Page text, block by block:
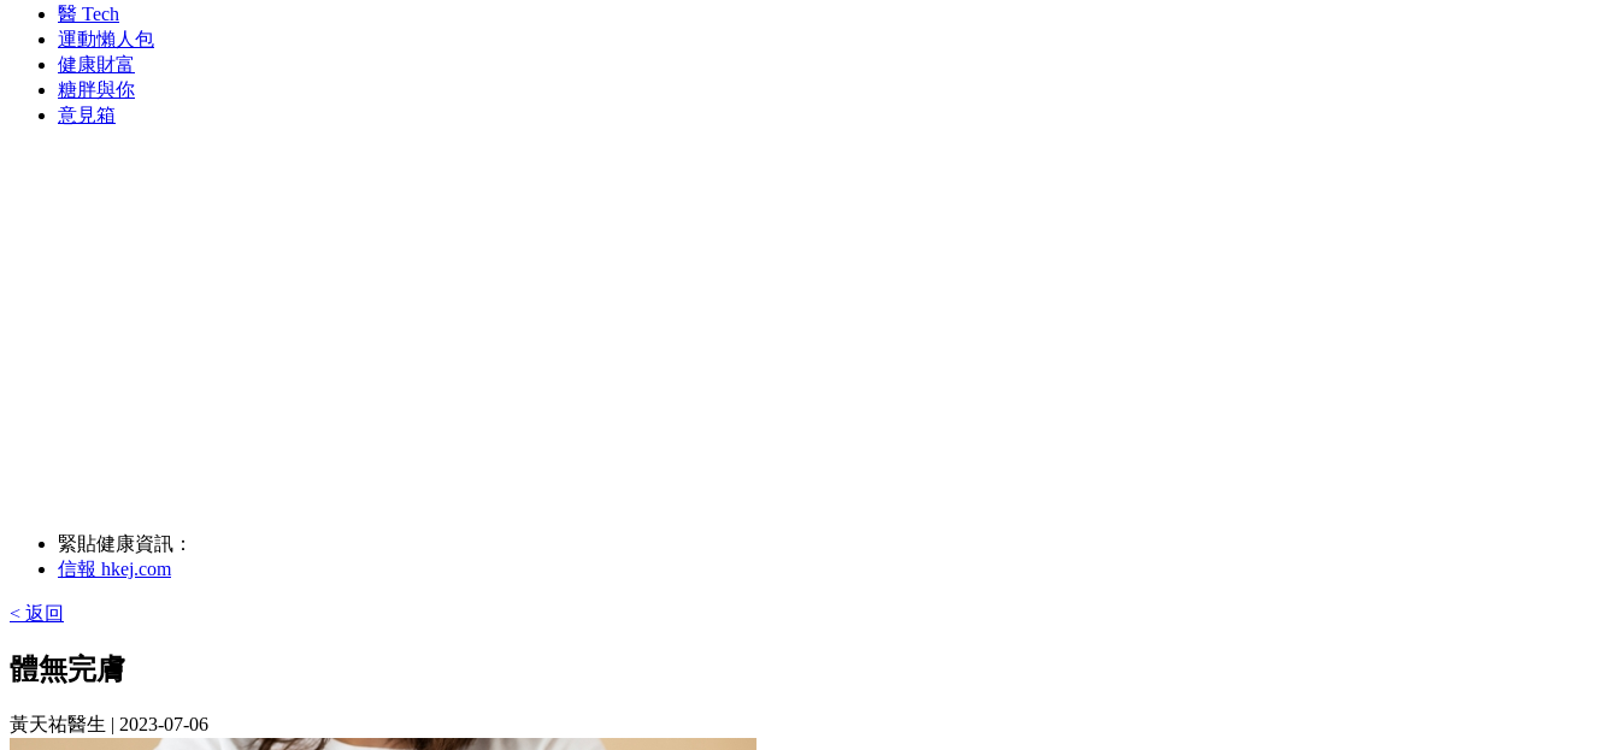
醫 Tech
運動懶人包
健康財富
糖胖與你
意見箱
緊貼健康資訊：
信報 hkej.com
< 返回
體無完膚
黃天祐醫生 | 2023-07-06